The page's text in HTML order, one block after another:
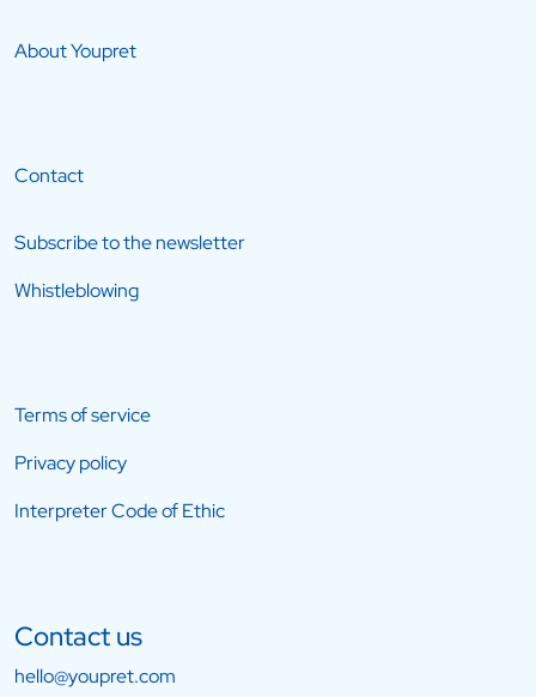
About Youpret
Contact
Subscribe to the newsletter
Whistleblowing
Terms of service
Privacy policy
Interpreter Code of Ethic
Contact us
hello@youpret.com